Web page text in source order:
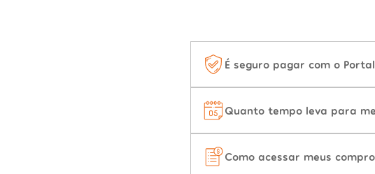
É seguro pagar com o
Quanto tempo leva para
Como acessar meus